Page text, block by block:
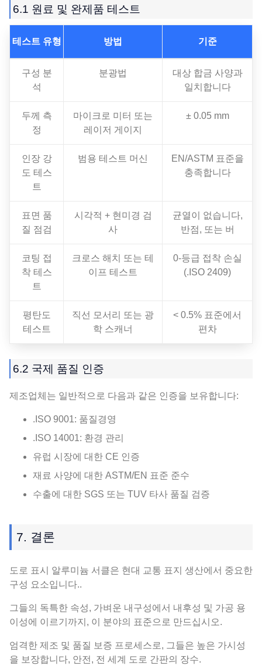
6.1 원료 및 완제품 테스트
테스트 유형 방법 기준
구성 분
석
분광법
대상 합금 사양과
일치합니다
두께 측
정
마이크로 미터 또는
레이저 게이지
± 0.05 mm
인장 강
도 테스
트
범용 테스트 머신
EN/ASTM 표준을
충족합니다
표면 품
질 점검
시각적 + 현미경 검
사
균열이 없습니다,
반점, 또는 버
코팅 접
착 테스
트
크로스 해치 또는 테
이프 테스트
0-등급 접착 손실
(.ISO 2409)
평탄도
테스트
직선 모서리 또는 광
학 스캐너
< 0.5% 표준에서
편차
6.2 국제 품질 인증
제조업체는 일반적으로 다음과 같은 인증을 보유합니다:
.ISO 9001: 품질경영
.ISO 14001: 환경 관리
유럽 ​​시장에 대한 CE 인증
재료 사양에 대한 ASTM/EN 표준 준수
수출에 대한 SGS 또는 TUV 타사 품질 검증
7. 결론
도로 표시 알루미늄 서클은 현대 교통 표지 생산에서 중요한
구성 요소입니다..
그들의 독특한 속성, 가벼운 내구성에서 내후성 및 가공 용
이성에 이르기까지, 이 분야의 표준으로 만드십시오.
엄격한 제조 및 품질 보증 프로세스로, 그들은 높은 가시성
을 보장합니다, 안전, 전 세계 도로 간판의 장수.